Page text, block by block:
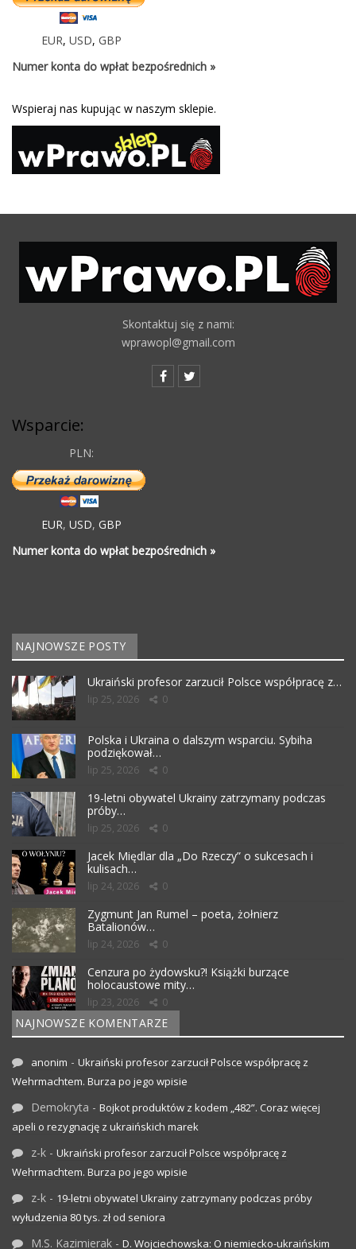
EUR, USD, GBP
Numer konta do wpłat bezpośrednich »
Wspieraj nas kupując w naszym sklepie.
Skontaktuj się z nami:
wprawopl@gmail.com
Wsparcie:
PLN:
EUR, USD, GBP
Numer konta do wpłat bezpośrednich »
NAJNOWSZE POSTY
Ukraiński profesor zarzucił Polsce współpracę z…
lip 25, 2026 0
Polska i Ukraina o dalszym wsparciu. Sybiha
podziękował…
lip 25, 2026 0
19-letni obywatel Ukrainy zatrzymany podczas
próby…
lip 25, 2026 0
Jacek Międlar dla „Do Rzeczy” o sukcesach i
kulisach…
lip 24, 2026 0
Zygmunt Jan Rumel – poeta, żołnierz
Batalionów…
lip 24, 2026 0
Cenzura po żydowsku?! Książki burzące
holocaustowe mity…
lip 23, 2026 0
NAJNOWSZE KOMENTARZE
anonim - Ukraiński profesor zarzucił Polsce współpracę z
Wehrmachtem. Burza po jego wpisie
Demokryta - Bojkot produktów z kodem „482”. Coraz więcej
apeli o rezygnację z ukraińskich marek
z-k - Ukraiński profesor zarzucił Polsce współpracę z
Wehrmachtem. Burza po jego wpisie
z-k - 19-letni obywatel Ukrainy zatrzymany podczas próby
wyłudzenia 80 tys. zł od seniora
M.S. Kazimierak - D. Wojciechowska: O niemiecko-ukraińskim